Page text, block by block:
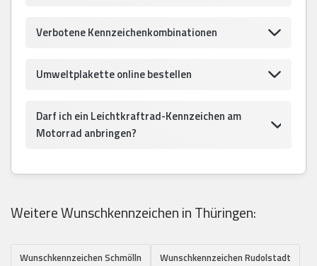
Verbotene Kennzeichenkombinationen
Umweltplakette online bestellen
Darf ich ein Leichtkraftrad-Kennzeichen am
Motorrad anbringen?
Weitere Wunschkennzeichen in Thüringen:
Wunschkennzeichen Schmölln
Wunschkennzeichen Rudolstadt